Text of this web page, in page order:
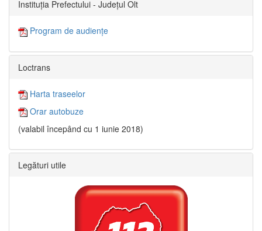
Instituția Prefectului - Județul Olt
Program de audiențe
Loctrans
Harta traseelor
Orar autobuze
(valabil începând cu 1 iunie 2018)
Legături utile